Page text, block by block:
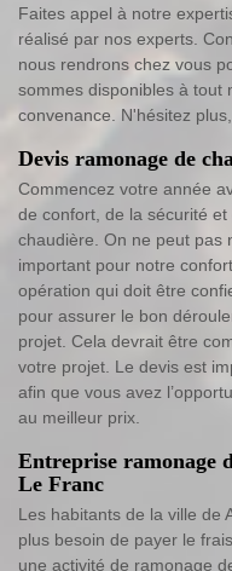
Faites appel à notre
réalisé par nos experts.
nous rendrons chez vous
sommes disponibles à tout
convenance. N'hésitez
Devis ramonage de
Commencez votre année
de confort, de la sécurité et
chaudière. On ne peut pas
important pour notre
opération qui doit être
pour assurer le bon
projet. Cela devrait être
votre projet. Le devis est
afin que vous avez
au meilleur prix.
Entreprise ramonage
Le Franc
Les habitants de la ville de
plus besoin de payer le
une activité de ramonage